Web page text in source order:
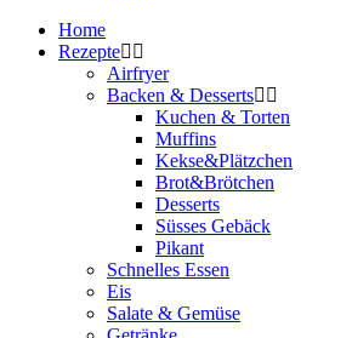
Home
Rezepte
Airfryer
Backen & Desserts
Kuchen & Torten
Muffins
Kekse&Plätzchen
Brot&Brötchen
Desserts
Süsses Gebäck
Pikant
Schnelles Essen
Eis
Salate & Gemüse